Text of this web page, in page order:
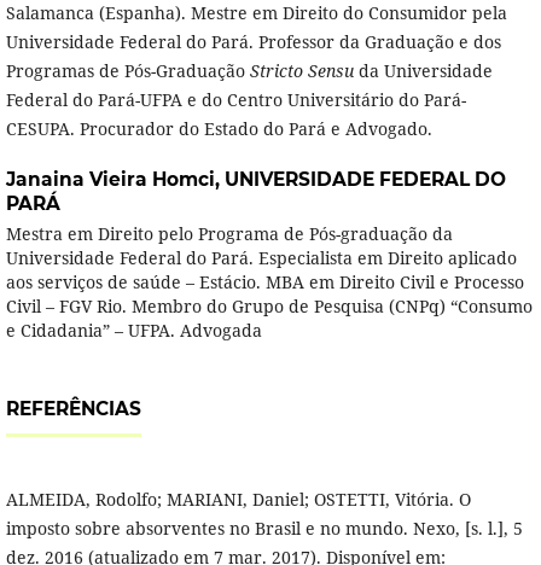
Salamanca (Espanha). Mestre em Direito do Consumidor pela
Universidade Federal do Pará. Professor da Graduação e dos
Programas de Pós-Graduação Stricto Sensuda Universidade
Federal do Pará-UFPA e do Centro Universitário do Pará-
CESUPA. Procurador do Estado do Pará e Advogado.
Janaina Vieira Homci, UNIVERSIDADE FEDERAL DO
PARÁ
Mestra em Direito pelo Programa de Pós-graduação da
Universidade Federal do Pará. Especialista em Direito aplicado
aos serviços de saúde – Estácio. MBA em Direito Civil e Processo
Civil – FGV Rio. Membro do Grupo de Pesquisa (CNPq) “Consumo
e Cidadania” – UFPA. Advogada
REFERÊNCIAS
ALMEIDA, Rodolfo; MARIANI, Daniel; OSTETTI, Vitória. O
imposto sobre absorventes no Brasil e no mundo. Nexo, [s. l.], 5
dez. 2016 (atualizado em 7 mar. 2017). Disponível em: